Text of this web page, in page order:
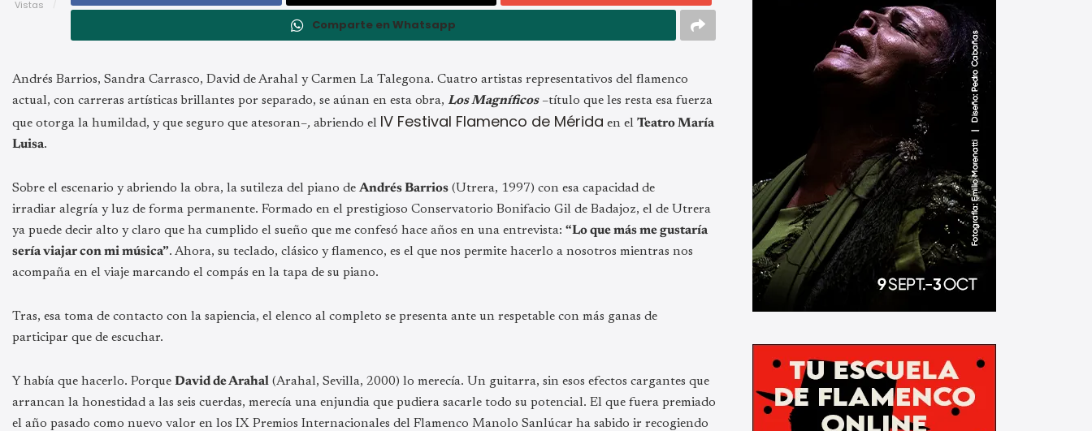
Vistas
Comparte en Whatsapp
Andrés Barrios, Sandra Carrasco, David de Arahal y Carmen La Talegona. Cuatro artistas representativos del flamenco
actual, con carreras artísticas brillantes por separado, se aúnan en esta obra, Los Magníficos–título que les resta esa fuerza
que otorga la humildad, y que seguro que atesoran–, abriendo el IV Festival Flamenco de Mérida en el Teatro María
Luisa.
Sobre el escenario y abriendo la obra, la sutileza del piano de Andrés Barrios (Utrera, 1997) con esa capacidad de
irradiar alegría y luz de forma permanente. Formado en el prestigioso Conservatorio Bonifacio Gil de Badajoz, el de Utrera
ya puede decir alto y claro que ha cumplido el sueño que me confesó hace años en una entrevista: “Lo que más me gustaría
sería viajar con mi música”. Ahora, su teclado, clásico y flamenco, es el que nos permite hacerlo a nosotros mientras nos
acompaña en el viaje marcando el compás en la tapa de su piano.
Tras, esa toma de contacto con la sapiencia, el elenco al completo se presenta ante un respetable con más ganas de
participar que de escuchar.
Y había que hacerlo. Porque David de Arahal (Arahal, Sevilla, 2000) lo merecía. Un guitarra, sin esos efectos cargantes que
arrancan la honestidad a las seis cuerdas, merecía una enjundia que pudiera sacarle todo su potencial. El que fuera premiado
el año pasado como nuevo valor en los IX Premios Internacionales del Flamenco Manolo Sanlúcar ha sabido ir recogiendo